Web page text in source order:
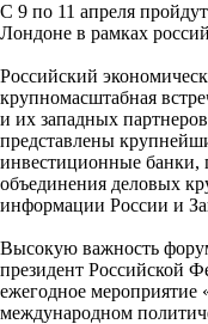
С 9 по 11 апреля
Лондоне в рамках
Российский
крупномасштабная
и их западных
представлены
инвестиционные банки,
объединения деловых
информации России и
Высокую важность
президент Российской
ежегодное мероприятие
международном